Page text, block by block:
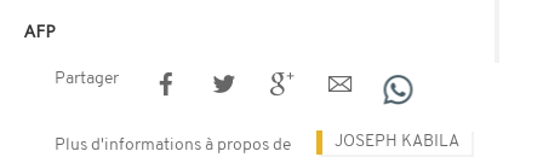
AFP
Partager
Plus d'informations à propos de JOSEPH KABILA